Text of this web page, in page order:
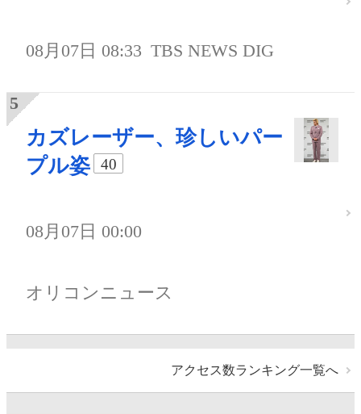
08月07日 08:33 TBS NEWS DIG
カズレーザー、珍しいパー
プル姿
40
08月07日 00:00
オリコンニュース
アクセス数ランキング一覧へ